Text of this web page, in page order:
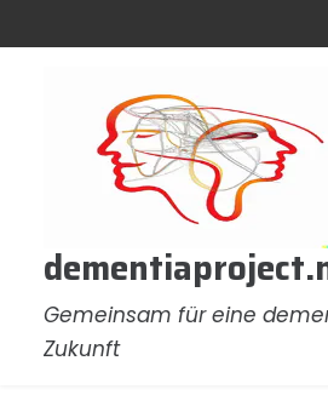
Gemeinsam für eine
Zukunft